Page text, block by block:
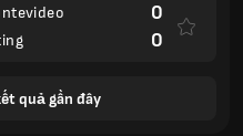
0
0
quả gần đây